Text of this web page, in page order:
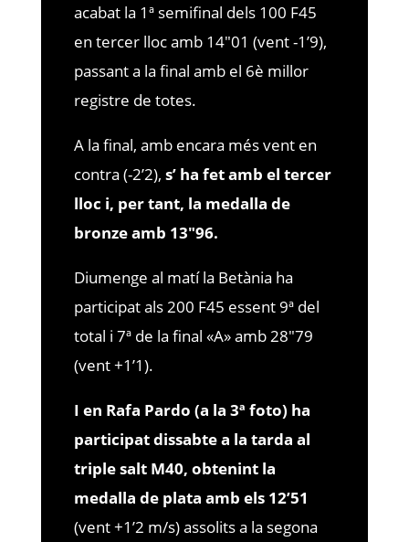
acabat la 1ª semifinal dels 100 F45
en tercer lloc amb 14″01 (vent -1’9),
passant a la final amb el 6è millor
registre de totes.
A la final, amb encara més vent en
contra (-2’2), s’ ha fet amb el tercer
lloc i, per tant, la medalla de
bronze amb 13″96.
Diumenge al matí la Betània ha
participat als 200 F45 essent 9ª del
total i 7ª de la final «A» amb 28″79
(vent +1’1).
I en Rafa Pardo (a la 3ª foto) ha
participat dissabte a la tarda al
triple salt M40, obtenint la
medalla de plata amb els 12’51
(vent +1’2 m/s) assolits a la segona